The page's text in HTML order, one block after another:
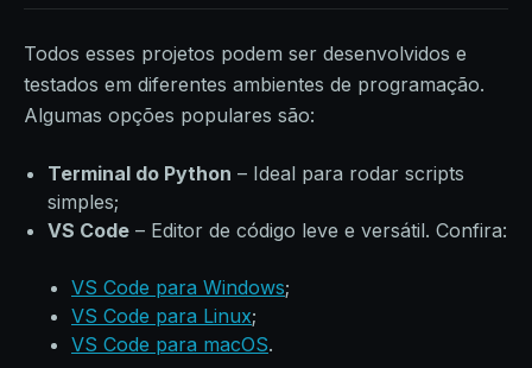
Todos esses projetos podem ser desenvolvidos e
testados em diferentes ambientes de programação.
Algumas opções populares são:
Terminal do Python – Ideal para rodar scripts
simples;
VS Code – Editor de código leve e versátil. Confira:
VS Code para Windows;
VS Code para Linux;
VS Code para macOS.